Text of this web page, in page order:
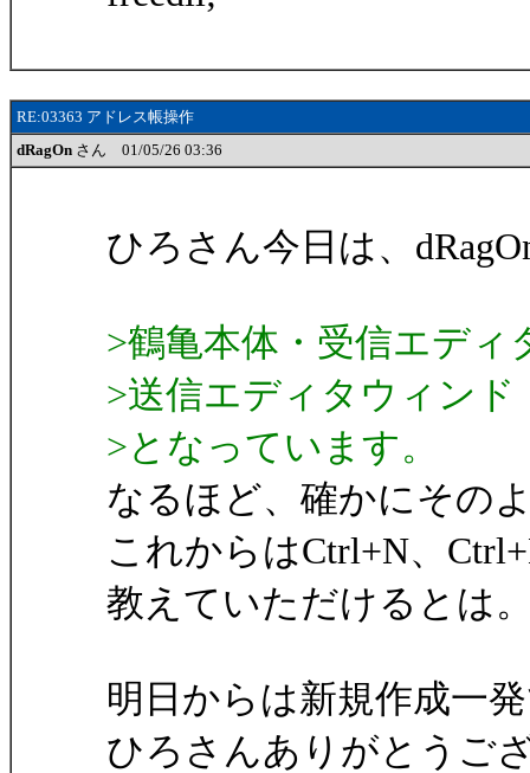
RE:03363 アドレス帳操作
dRagOn さん 01/05/26 03:36
ひろさん今日は、
>鶴亀本体・受信エデ
>送信エディタウィ
>となっています。
なるほど、確かにその
これからはCtrl+N、
教えていただけるとは
明日からは新規作成一
ひろさんありがとうご